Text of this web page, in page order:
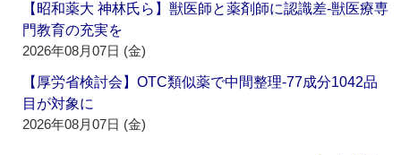
【昭和薬大 神林氏ら】獣医師と薬剤師に認識差‐獣医療専
門教育の充実を
2026年08月07日 (金)
【厚労省検討会】OTC類似薬で中間整理‐77成分1042品
目が対象に
2026年08月07日 (金)